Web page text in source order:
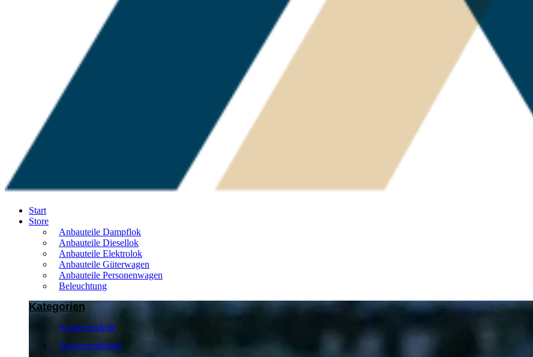
Start
Store
Anbauteile Dampflok
Anbauteile Diesellok
Anbauteile Elektrolok
Anbauteile Güterwagen
Anbauteile Personenwagen
Beleuchtung
Kategorien
Sondermodelle
Anlagenzubehör